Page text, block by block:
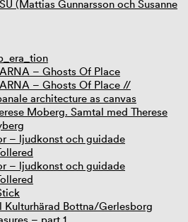
(Mattias Gunnarsson och Susanne
– Ghosts Of Place
– Ghosts Of Place //
architecture as canvas
Moberg. Samtal med Therese
– ljudkonst och guidade
– ljudkonst och guidade
Kulturhärad Bottna/Gerlesborg
– part 1